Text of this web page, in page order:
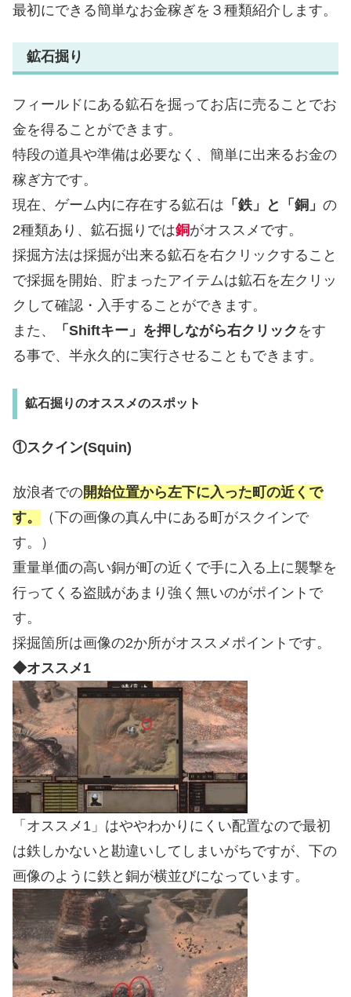
最初にできる簡単なお金稼ぎを３種類紹介します。
鉱石掘り
フィールドにある鉱石を掘ってお店に売ることでお
金を得ることができます。
特段の道具や準備は必要なく、簡単に出来るお金の
稼ぎ方です。
現在、ゲーム内に存在する鉱石は 「鉄」と「銅」 の
2種類あり、鉱石掘りでは銅がオススメです。
採掘方法は採掘が出来る鉱石を右クリックすること
で採掘を開始、貯まったアイテムは鉱石を左クリッ
クして確認・入手することができます。
また、
「Shiftキー」を押しながら右クリック をす
る事で、半永久的に実行させることもできます。
鉱石掘りのオススメのスポット
①スクイン(Squin)
放浪者での開始位置から左下に入った町の近くで
す。
（下の画像の真ん中にある町がスクインで
す。）
重量単価の高い銅が町の近くで手に入る上に襲撃を
行ってくる盗賊があまり強く無いのがポイントで
す。
採掘箇所は画像の2か所がオススメポイントです。
◆オススメ1
「オススメ1」はややわかりにくい配置なので最初
は鉄しかないと勘違いしてしまいがちですが、下の
画像のように鉄と銅が横並びになっています。